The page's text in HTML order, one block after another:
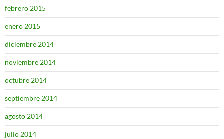
febrero 2015
enero 2015
diciembre 2014
noviembre 2014
octubre 2014
septiembre 2014
agosto 2014
julio 2014